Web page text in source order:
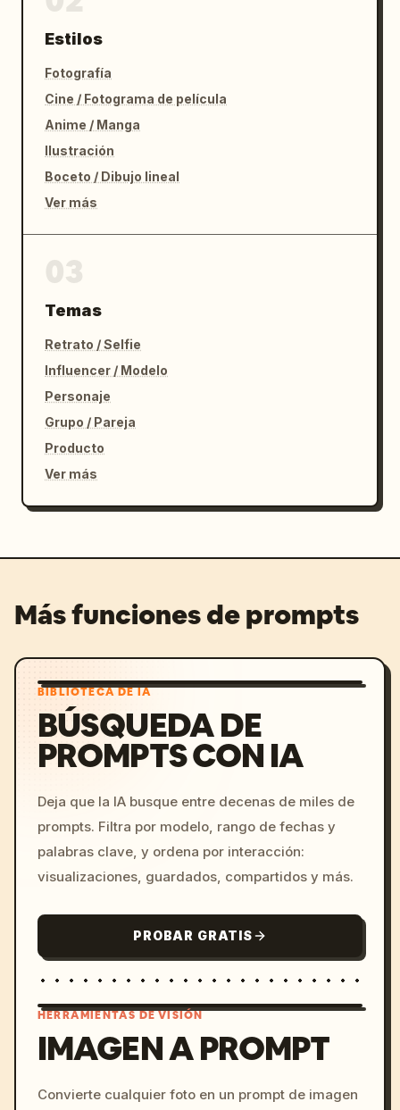
Estilos
Fotografía
Cine / Fotograma de película
Anime / Manga
Ilustración
Boceto / Dibujo lineal
Ver más
Temas
Retrato / Selfie
Influencer / Modelo
Personaje
Grupo / Pareja
Producto
Ver más
Más funciones de prompts
BIBLIOTECA DE IA
BÚSQUEDA DE
PROMPTS CON IA
Deja que la IA busque entre decenas de miles de
prompts. Filtra por modelo, rango de fechas y
palabras clave, y ordena por interacción:
visualizaciones, guardados, compartidos y más.
PROBAR GRATIS
c, cyberpunk sunset, neon
HERRAMIENTAS DE VISIÓN
IMAGEN A PROMPT
Convierte cualquier foto en un prompt de imagen